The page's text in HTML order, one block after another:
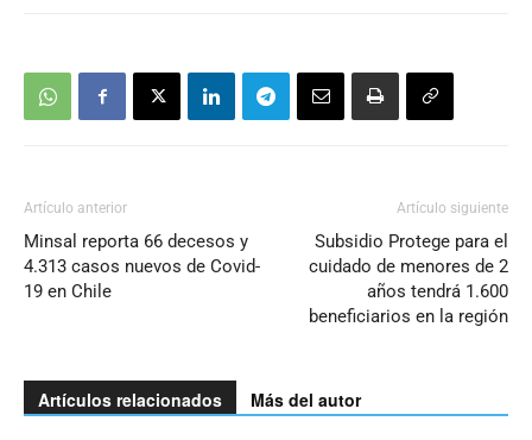
Artículo anterior
Minsal reporta 66 decesos y
4.313 casos nuevos de Covid-
19 en Chile
Artículo siguiente
Subsidio Protege para el
cuidado de menores de 2
años tendrá 1.600
beneficiarios en la región
Artículos relacionados Más del autor